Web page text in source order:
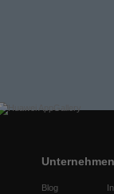
Unternehmen
Blog